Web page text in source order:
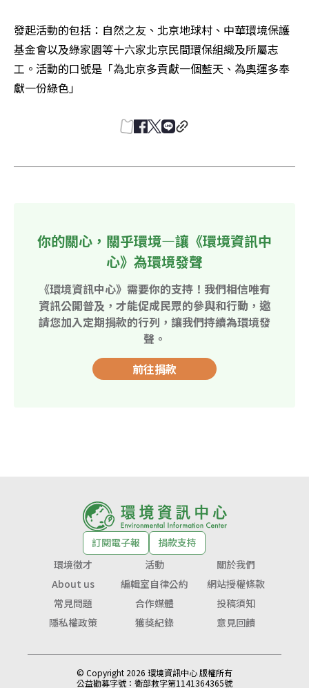
發起活動的包括：自然之友、北京地球村、中華環境保護
基金會以及綠家園等十六家北京民間環保組織及所屬志
工。活動的口號是「為北京多貢獻一個藍天、為奧運多奉
獻一份綠色」
你的關心，關乎環境—讓《環境資訊中
心》為環境發聲
《環境資訊中心》需要你的支持！我們相信唯有
資訊公開普及，才能促成民眾的參與和行動，邀
請您加入定期捐款的行列，讓我們持續為環境發
聲。
前往捐款
訂閱電子報
捐款支持
環境徵才
活動
關於我們
About us
編輯室自律公約
網站授權條款
常見問題
合作媒體
投稿須知
隱私權政策
獲獎紀錄 意見回饋
© Copyright 2026 環境資訊中心 版權所有
公益勸募字號： 衛部救字第1141364365號